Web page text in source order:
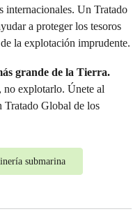
internacionales. Un Tratado
a proteger los tesoros
la explotación imprudente.
grande de la Tierra.
no explotarlo. Únete al
Global de los
submarina